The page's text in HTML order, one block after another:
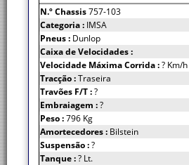
N.º Chassis757-103
Categoria : IMSA
Pneus : Dunlop
Caixa de Velocidades :
Velocidade Máxima Corrida :? Km/h
Tracção :Traseira
Travões F/T :?
Embraiagem :?
Peso :796 Kg
Amortecedores : Bilstein
Suspensão :?
Tanque :? Lt.